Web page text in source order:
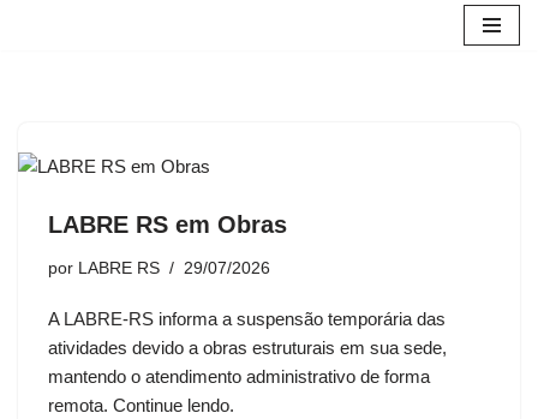
conteúdo
LABRE RS em Obras
por LABRE RS 29/07/2026
A LABRE-RS informa a suspensão temporária das
atividades devido a obras estruturais em sua sede,
mantendo o atendimento administrativo de forma
remota. Continue lendo.